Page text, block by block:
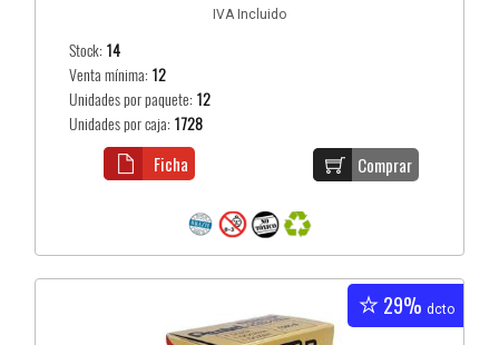
IVA Incluido
Stock: 14
Venta mínima: 12
Unidades por paquete: 12
Unidades por caja: 1728
Comprar
Ficha
29% dcto